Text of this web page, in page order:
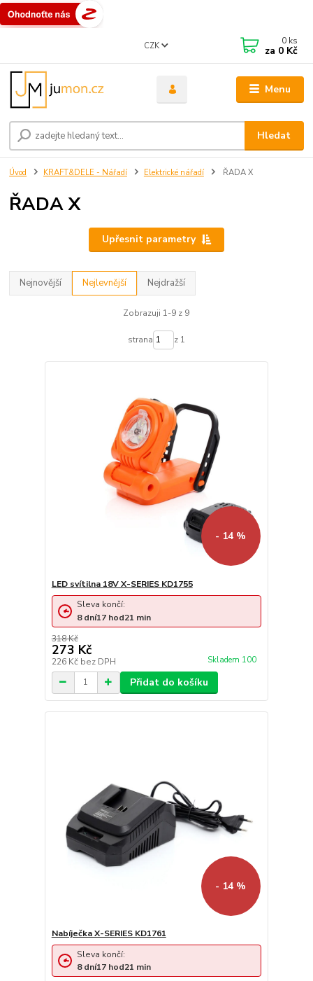
Menu
CZK
Hledat
0 ks
za 0 Kč
Úvod KRAFT&DELE - Nářadí Elektrické nářadí ŘADA X
ŘADA X
Upřesnit parametry
Nejnovější Nejlevnější Nejdražší
Zobrazuji 1-9 z 9
strana z 1
- 14 %
LED svítilna 18V X-SERIES KD1755
318 Kč
273 Kč
226 Kč bez DPH Skladem 100
Sleva končí:
8 dní17 hod21 min
Přidat do košíku
- 14 %
Nabíječka X-SERIES KD1761
Sleva končí:
8 dní17 hod21 min